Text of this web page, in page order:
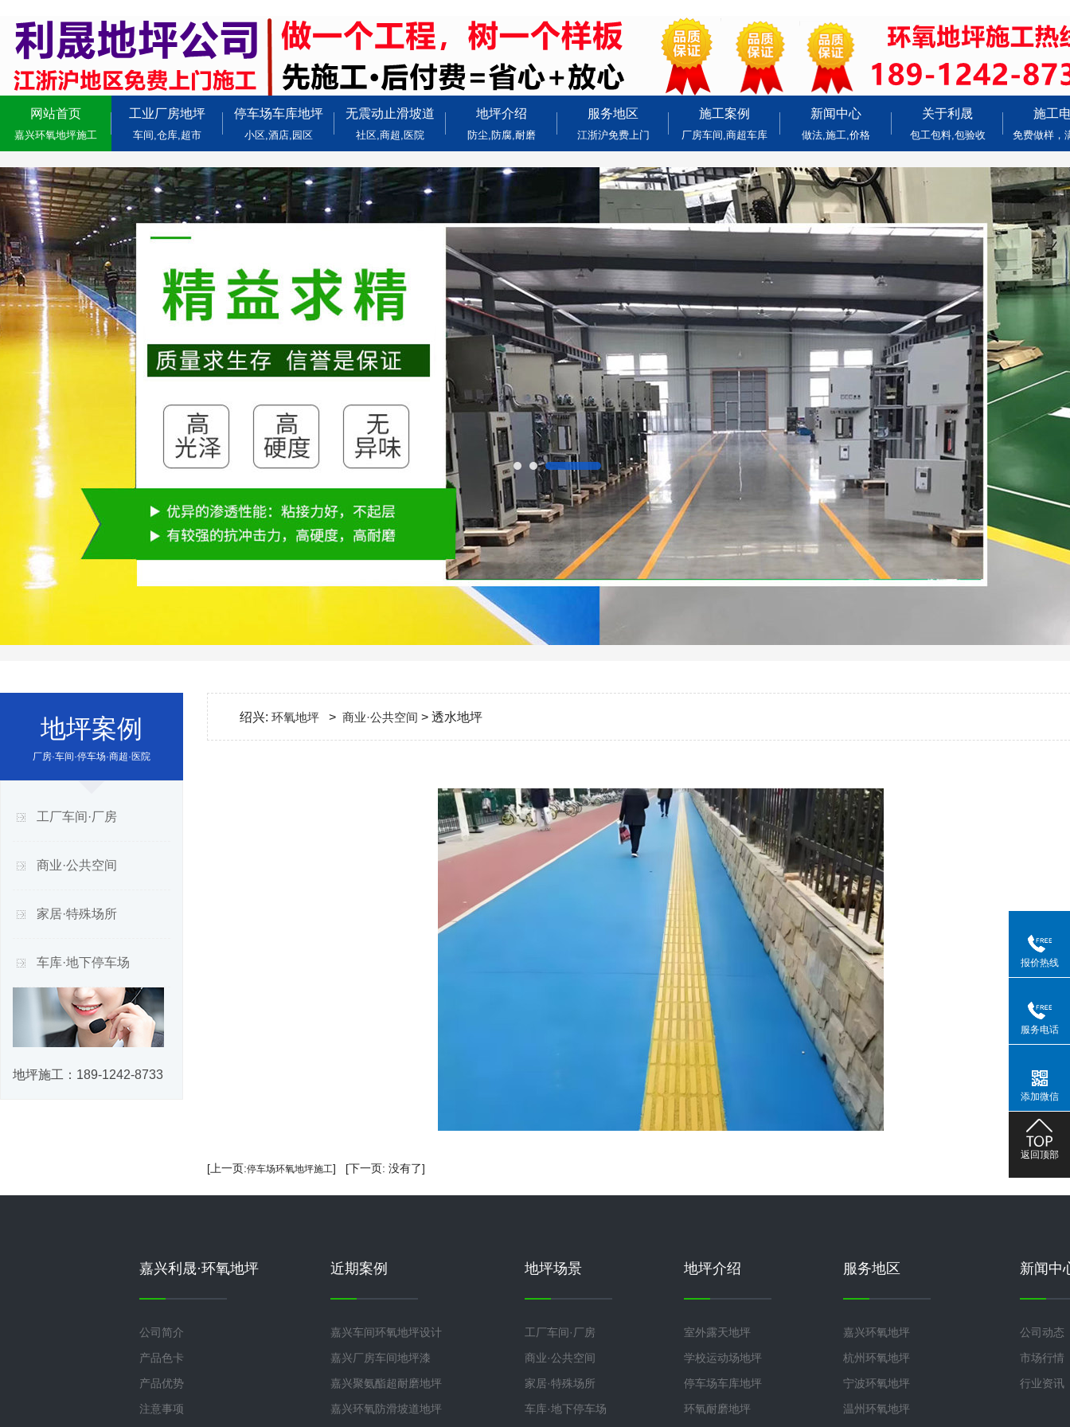
网站首页
嘉兴环氧地坪施工
工业厂房地坪
车间,仓库,超市
停车场车库地坪
小区,酒店,园区
无震动止滑坡道
社区,商超,医院
地坪介绍
防尘,防腐,耐磨
服务地区
江浙沪免费上门
施工案例
厂房车间,商超车库
新闻中心
做法,施工,价格
关于利晟
包工包料,包验收
施工
免费做样，
地坪案例
厂房·车间·停车场·商超·医院
工厂车间·厂房
商业·公共空间
家居·特殊场所
车库·地下停车场
地坪施工： 189-1242-8733
绍兴: 环氧地坪 > 商业·公共空间 > 透水地坪
[上一页:停车场环氧地坪施工] [下一页: 没有了]
嘉兴利晟·环氧地坪
公司简介
产品色卡
产品优势
注意事项
近期案例
嘉兴车间环氧地坪设计
嘉兴厂房车间地坪漆
嘉兴聚氨酯超耐磨地坪
嘉兴环氧防滑坡道地坪
地坪场景
工厂车间·厂房
商业·公共空间
家居·特殊场所
车库·地下停车场
地坪介绍
室外露天地坪
学校运动场地坪
停车场车库地坪
环氧耐磨地坪
服务地区
嘉兴环氧地坪
杭州环氧地坪
宁波环氧地坪
温州环氧地坪
新闻中
公司动态
市场行情
行业资讯
报价热线
服务电话
添加微信
返回顶部